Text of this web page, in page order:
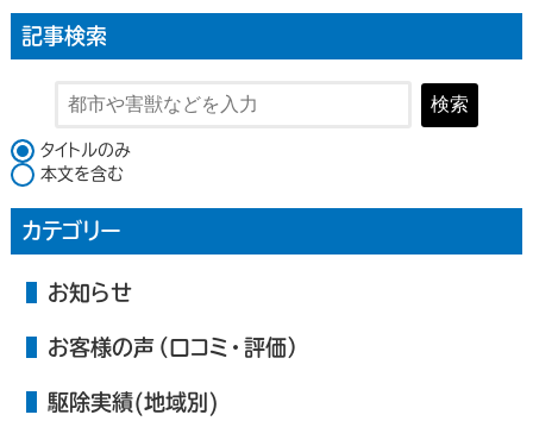
記事検索
検索
検索対象
タイトルのみ
本文を含む
カテゴリー
お知らせ
お客様の声（口コミ・評価）
駆除実績(地域別)